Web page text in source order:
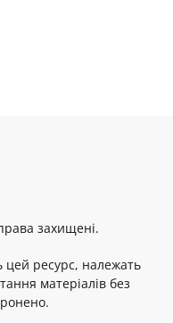
захищені.
цей ресурс, належать
матеріалів без